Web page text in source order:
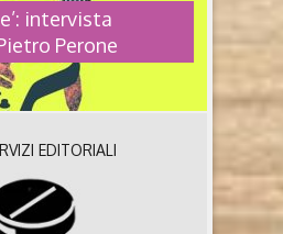
intervista
Perone
INTERVISTA
PERONE
EDITORIALI